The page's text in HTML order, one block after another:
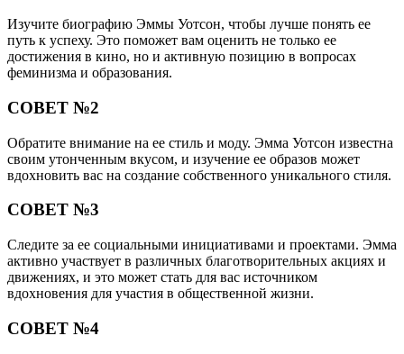
Изучите биографию Эммы Уотсон, чтобы лучше понять ее
путь к успеху. Это поможет вам оценить не только ее
достижения в кино, но и активную позицию в вопросах
феминизма и образования.
СОВЕТ №2
Обратите внимание на ее стиль и моду. Эмма Уотсон известна
своим утонченным вкусом, и изучение ее образов может
вдохновить вас на создание собственного уникального стиля.
СОВЕТ №3
Следите за ее социальными инициативами и проектами. Эмма
активно участвует в различных благотворительных акциях и
движениях, и это может стать для вас источником
вдохновения для участия в общественной жизни.
СОВЕТ №4